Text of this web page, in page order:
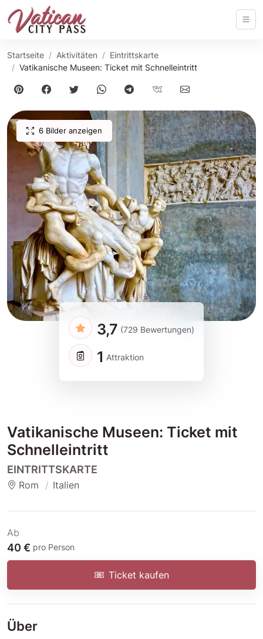
Startseite Aktivitäten
Eintrittskarte
Vatikanische Museen: Ticket mit Schnelleintritt
6 Bilder anzeigen
3,7 (729 Bewertungen)
1 Attraktion
Vatikanische Museen: Ticket mit
Schnelleintritt
EINTRITTSKARTE
Rom Italien
Ab
40 € pro Person
Ticket kaufen
Über